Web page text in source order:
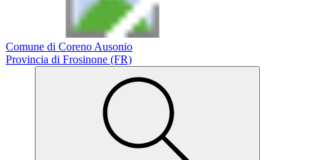
Comune di Coreno Ausonio
Provincia di Frosinone (FR)